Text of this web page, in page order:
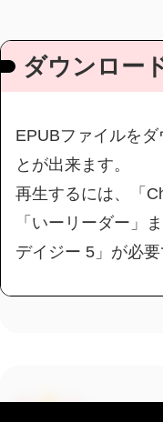
ダウンロー
EPUBファイルをダ
とが出来ます。
再生するには、「
「いーリーダー」
デイジー 5」が必要